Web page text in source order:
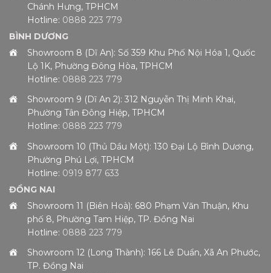
Chánh Hưng, TPHCM
Hotline: 0888 223 779
BÌNH DƯƠNG
Showroom 8 (Dĩ An): Số 359 Khu Phố Nội Hóa 1, Quốc
Lộ 1K, Phường Đông Hòa, TPHCM
Hotline: 0888 223 779
Showroom 9 (Dĩ An 2): 312 Nguyễn Thị Minh Khai,
Phường Tân Đông Hiệp, TPHCM
Hotline: 0888 223 779
Showroom 10 (Thủ Dầu Một): 130 Đại Lộ Bình Dương,
Phường Phú Lợi, TPHCM
Hotline: 0919 877 633
ĐỒNG NAI
Showroom 11 (Biên Hoà): 680 Phạm Văn Thuận, Khu
phố 8, Phường Tam Hiệp, TP. Đồng Nai
Hotline: 0888 223 779
Showroom 12 (Long Thành): 166 Lê Duẩn, Xã An Phước,
TP. Đồng Nai